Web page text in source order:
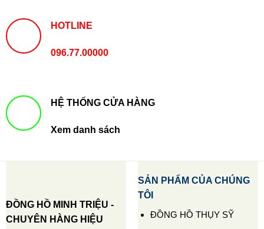
HOTLINE
096.77.00000
HỆ THỐNG CỬA HÀNG
Xem danh sách
ĐỒNG HỒ MINH TRIỆU -
CHUYÊN HÀNG HIỆU
SẢN PHẨM CỦA CHÚNG
TÔI
ĐỒNG HỒ THỤY SỸ